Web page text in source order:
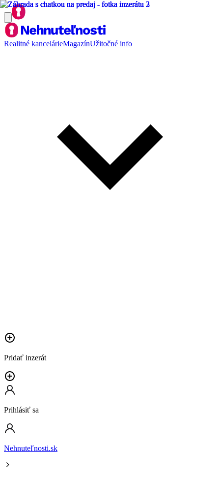
Realitné kancelárieMagazínUžitočné info
Pridať inzerát
Prihlásiť sa
Nehnuteľnosti.sk